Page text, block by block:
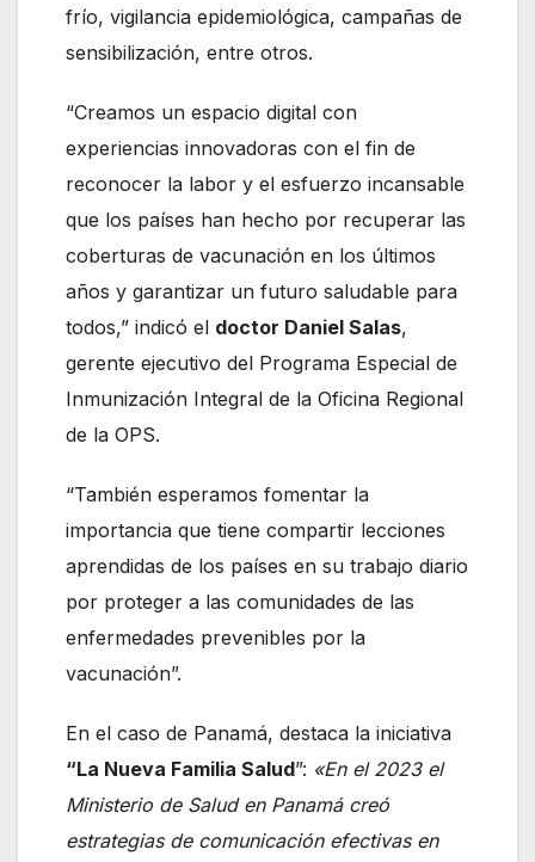
frío, vigilancia epidemiológica, campañas de
sensibilización, entre otros.
“Creamos un espacio digital con
experiencias innovadoras con el fin de
reconocer la labor y el esfuerzo incansable
que los países han hecho por recuperar las
coberturas de vacunación en los últimos
años y garantizar un futuro saludable para
todos,” indicó el doctor Daniel Salas,
gerente ejecutivo del Programa Especial de
Inmunización Integral de la Oficina Regional
de la OPS.
“También esperamos fomentar la
importancia que tiene compartir lecciones
aprendidas de los países en su trabajo diario
por proteger a las comunidades de las
enfermedades prevenibles por la
vacunación”.
En el caso de Panamá, destaca la iniciativa
“La Nueva Familia Salud”: «En el 2023 el
Ministerio de Salud en Panamá creó
estrategias de comunicación efectivas en